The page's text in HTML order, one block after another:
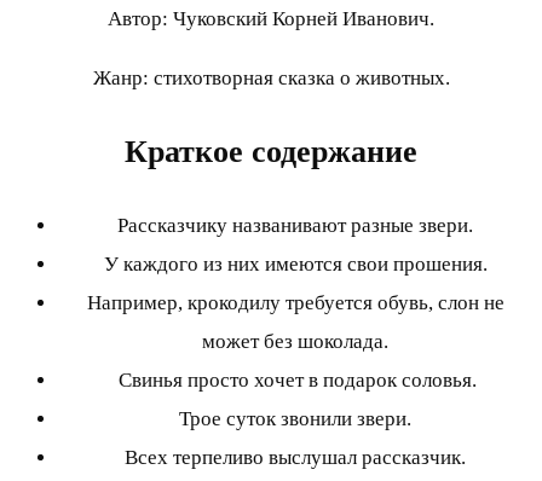
Автор: Чуковский Корней Иванович.
Жанр: стихотворная сказка о животных.
Краткое содержание
Рассказчику названивают разные звери.
У каждого из них имеются свои прошения.
Например, крокодилу требуется обувь, слон не
может без шоколада.
Свинья просто хочет в подарок соловья.
Трое суток звонили звери.
Всех терпеливо выслушал рассказчик.